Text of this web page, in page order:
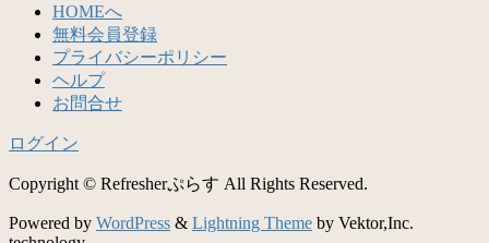
HOMEへ
無料会員登録
プライバシーポリシー
ヘルプ
お問合せ
ログイン
Copyright © Refresherぷらす All Rights Reserved.
Powered by WordPress & Lightning Theme by Vektor,Inc.